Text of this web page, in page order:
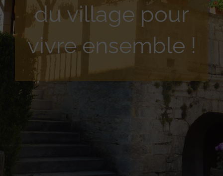
du village pour
vivre ensemble !